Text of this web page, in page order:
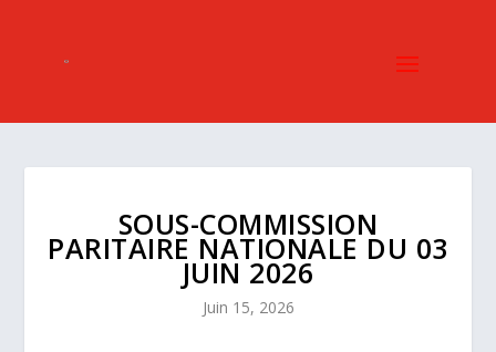
SOUS-COMMISSION
PARITAIRE NATIONALE DU 03
JUIN 2026
Juin 15, 2026